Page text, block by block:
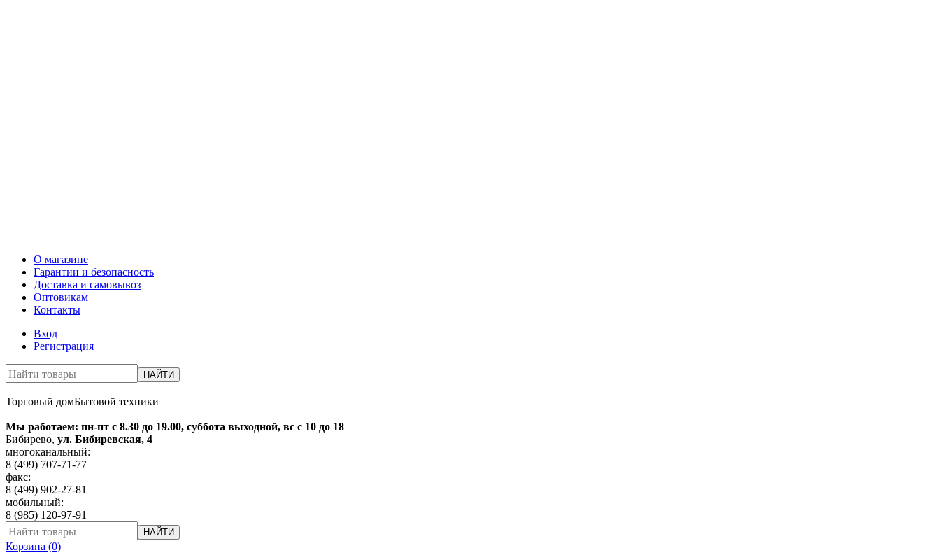
О магазине
Гарантии и безопасность
Доставка и самовывоз
Оптовикам
Контакты
Вход
Регистрация
НАЙТИ
Торговый домБытовой техники
Мы работаем: пн-пт с 8.30 до 19.00, суббота выходной, вс с 10 до 18
Бибирево, ул. Бибиревская, 4
многоканальный:
8 (499) 707-71-77
факс:
8 (499) 902-27-81
мобильный:
8 (985) 120-97-91
НАЙТИ
Корзина (0)